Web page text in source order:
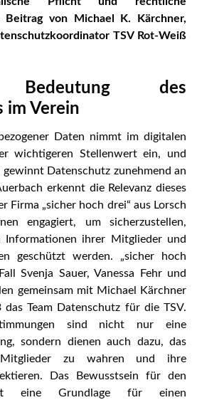
von Michael K. Kärchner,
TSV Rot-Weiß
Bedeutung des
im Verein
Daten nimmt im digitalen
wichtigeren Stellenwert ein, und
gewinnt Datenschutz zunehmend an
erkennt die Relevanz dieses
Firma „sicher hoch drei“ aus Lorsch
engagiert, um sicherzustellen,
Informationen ihrer Mitglieder und
geschützt werden. „sicher hoch
Svenja Sauer, Vanessa Fehr und
gemeinsam mit Michael Kärchner
Team Datenschutz für die TSV.
sind nicht nur eine
sondern dienen auch dazu, das
Mitglieder zu wahren und ihre
Das Bewusstsein für den
eine Grundlage für einen